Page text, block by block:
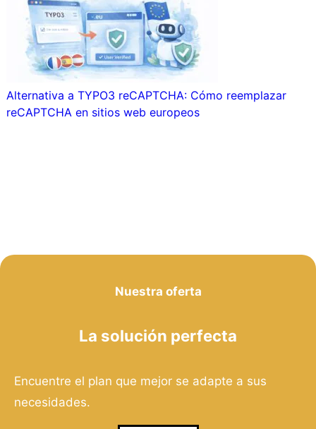
Alternativa a TYPO3 reCAPTCHA: Cómo reemplazar
reCAPTCHA en sitios web europeos
Nuestra oferta
La solución perfecta
Encuentre el plan que mejor se adapte a sus
necesidades.